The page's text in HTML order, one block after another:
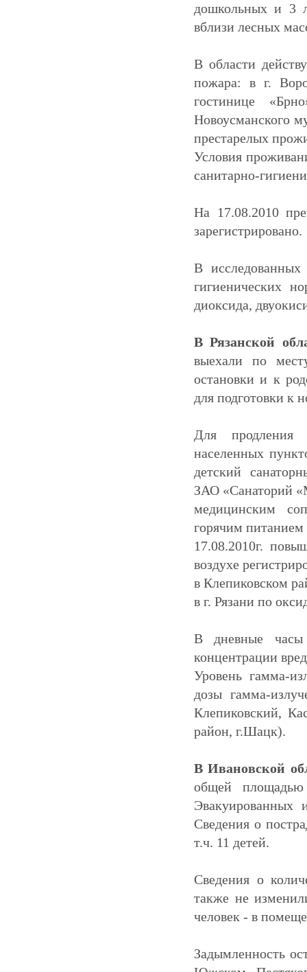
дошкольных и 3
вблизи лесных
В области
пожара: в г.
гостинице
Новоусманского
престарелых
Условия
санитарно-
На 17.08.2010
зарегистрировано.
В исследованных
гигиенических
диоксида,
В Рязанской
выехали по
остановки и к
для подготовки к
Для продления
населенных
детский
ЗАО «Санаторий
медицинским
горячим питанием
17.08.2010г.
воздухе
в Клепиковском
в г. Рязани по
В дневные часы
концентрации
Уровень гамма-
дозы гамма-
Клепиковский,
район, г.Шацк).
В Ивановской
общей
Эвакуированных
Сведения о
т.ч. 11 детей.
Сведения о
также не
человек - в
Задымленность